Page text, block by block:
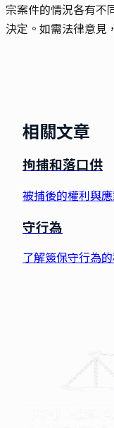
宗案件的情況各有不
決定。如需法律意見
相關文章
拘捕和落口供
被捕後的權利與
守行為
了解簽保守行為